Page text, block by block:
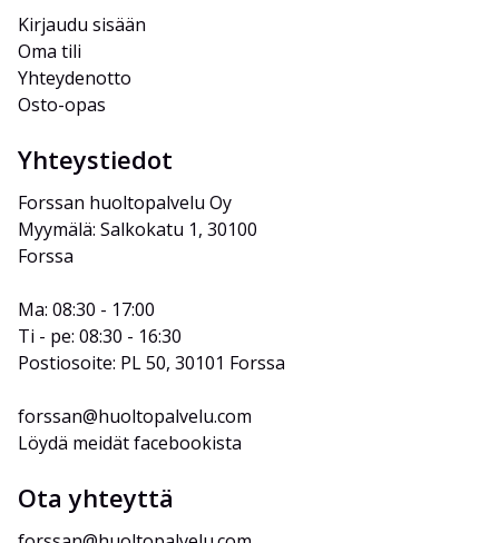
Kirjaudu sisään
Oma tili
Yhteydenotto
Osto-opas
Yhteystiedot
Forssan huoltopalvelu Oy
Myymälä: Salkokatu 1, 30100
Forssa
Ma: 08:30 - 17:00
Ti - pe: 08:30 - 16:30
Postiosoite: PL 50, 30101 Forssa
forssan@huoltopalvelu.com
Löydä meidät facebookista
Ota yhteyttä